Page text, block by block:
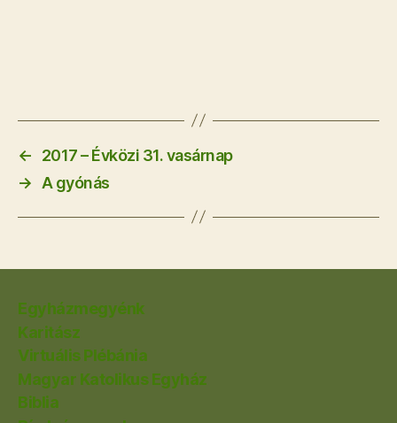
←
2017 – Évközi 31. vasárnap
→
A gyónás
Egyházmegyénk
Karitász
Virtuális Plébánia
Magyar Katolikus Egyház
Biblia